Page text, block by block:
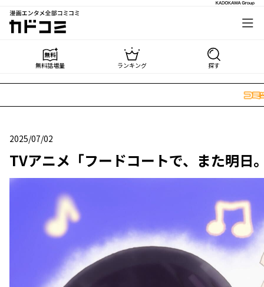
漫画エンタメ全部コミコミ
カドコミ
無料話増量 ランキング 探す
2025/07/02
2025年07月02日
TVアニメ「フードコートで、また明日